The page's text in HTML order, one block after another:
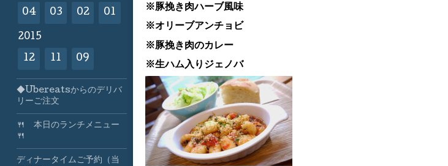
※豚挽き肉ハーブ風味
※オリーブアンチョビ
※豚挽き肉のカレー
※生ハム入りジェノバ
04 03 02 01
2015
12 11 09
◆Ubereatsからのデリバ
リーご注文
🍴 本日のランチメニュー
🍴
ディナータイムご予約（当